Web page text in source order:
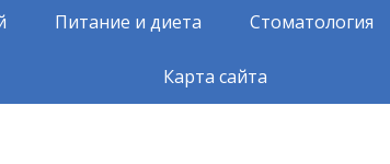
Питание и диета Стоматология
Карта сайта